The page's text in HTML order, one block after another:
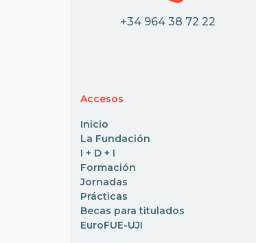
+34 964 38 72 22
Accesos
Inicio
La Fundación
I + D + I
Formación
Jornadas
Prácticas
Becas para titulados
EuroFUE-UJI